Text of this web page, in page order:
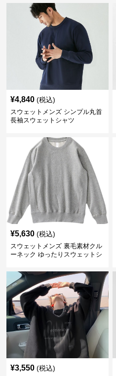
¥4,840 (税込)
スウェットメンズ シンプル丸首
長袖スウェットシャツ
¥5,630 (税込)
スウェットメンズ 裏毛素材クル
ーネック ゆったりスウェットシ
¥3,550 (税込)